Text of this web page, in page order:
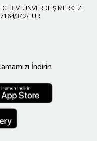
BLV. ÜNVERDI IŞ MERKEZI
342/TUR
İndirin